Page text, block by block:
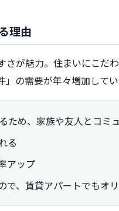
理由
が魅力。住まいにこだ
の需要が年々増加してい
ため、家族や友人とコミ
る
アップ
で、賃貸アパートでもオ